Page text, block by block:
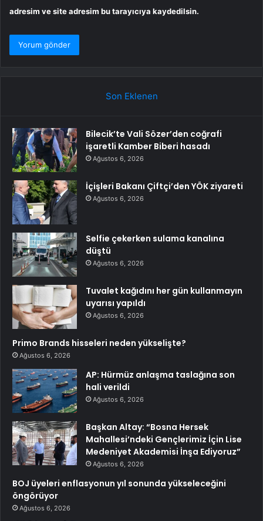
adresim ve site adresim bu tarayıcıya kaydedilsin.
Son Eklenen
Bilecik’te Vali Sözer’den coğrafi
işaretli Kamber Biberi hasadı
Ağustos 6, 2026
İçişleri Bakanı Çiftçi’den YÖK ziyareti
Ağustos 6, 2026
Selfie çekerken sulama kanalına
düştü
Ağustos 6, 2026
Tuvalet kağıdını her gün kullanmayın
uyarısı yapıldı
Ağustos 6, 2026
Primo Brands hisseleri neden yükselişte?
Ağustos 6, 2026
AP: Hürmüz anlaşma taslağına son
hali verildi
Ağustos 6, 2026
Başkan Altay: “Bosna Hersek
Mahallesi’ndeki Gençlerimiz İçin Lise
Medeniyet Akademisi İnşa Ediyoruz”
Ağustos 6, 2026
BOJ üyeleri enflasyonun yıl sonunda yükseleceğini
öngörüyor
Ağustos 6, 2026